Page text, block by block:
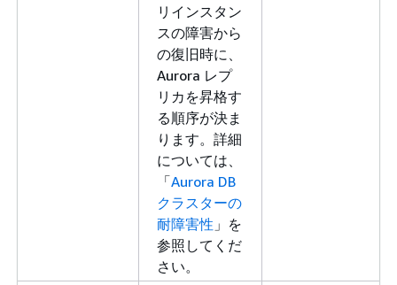
リインスタン
スの障害から
の復旧時に、
Aurora レプ
リカを昇格す
る順序が決ま
ります。詳細
については、
「Aurora DB
クラスターの
耐障害性 」を
参照してくだ
さい。